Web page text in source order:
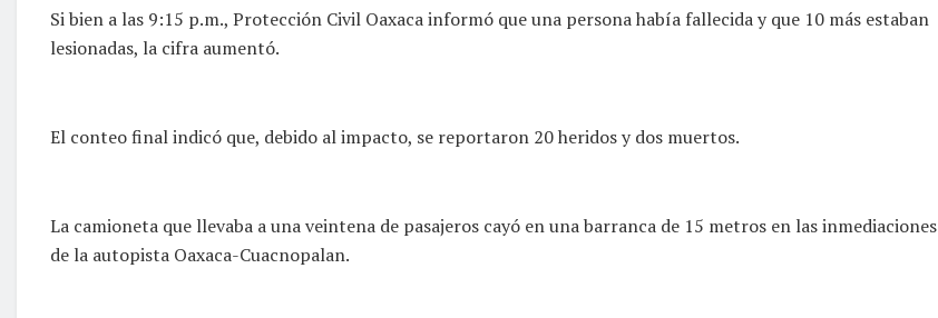
Si bien a las 9:15 p.m., Protección Civil Oaxaca informó que una persona había fallecida y que 10 más estaban
lesionadas, la cifra aumentó.
El conteo final indicó que, debido al impacto, se reportaron 20 heridos y dos muertos.
La camioneta que llevaba a una veintena de pasajeros cayó en una barranca de 15 metros en las inmediaciones
de la autopista Oaxaca-Cuacnopalan.